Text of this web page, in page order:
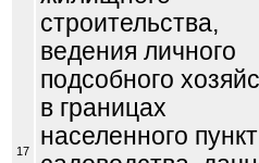
17
строительства,
ведения личного
подсобного
в границах
населенного